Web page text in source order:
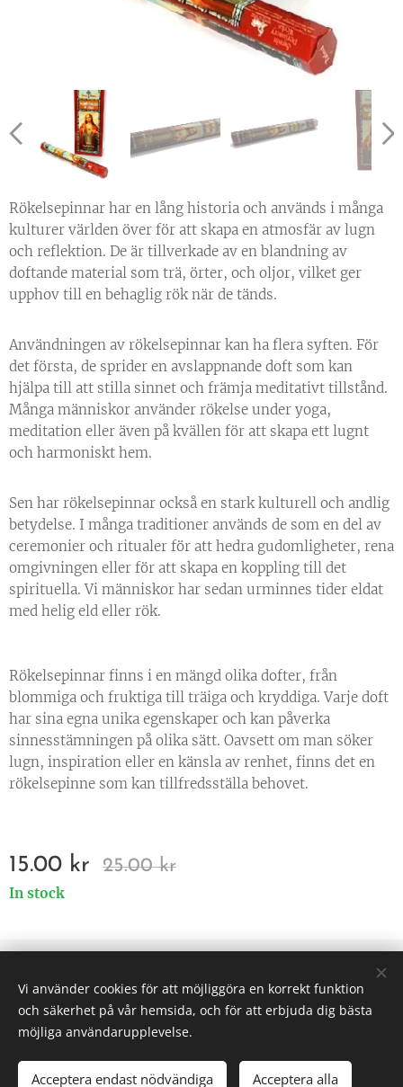
Rökelsepinnar har en lång historia och används i många
kulturer världen över för att skapa en atmosfär av lugn
och reflektion. De är tillverkade av en blandning av
doftande material som trä, örter, och oljor, vilket ger
upphov till en behaglig rök när de tänds.
Användningen av rökelsepinnar kan ha flera syften. För
det första, de sprider en avslappnande doft som kan
hjälpa till att stilla sinnet och främja meditativt tillstånd.
Många människor använder rökelse under yoga,
meditation eller även på kvällen för att skapa ett lugnt
och harmoniskt hem.
Sen har rökelsepinnar också en stark kulturell och andlig
betydelse. I många traditioner används de som en del av
ceremonier och ritualer för att hedra gudomligheter, rena
omgivningen eller för att skapa en koppling till det
spirituella. Vi människor har sedan urminnes tider eldat
med helig eld eller rök.
Rökelsepinnar finns i en mängd olika dofter, från
blommiga och fruktiga till träiga och kryddiga. Varje doft
har sina egna unika egenskaper och kan påverka
sinnesstämningen på olika sätt. Oavsett om man söker
lugn, inspiration eller en känsla av renhet, finns det en
rökelsepinne som kan tillfredsställa behovet.
15.00 kr 25.00kr
In stock
ADD TO CART
Väsen af Sverige Cookies
Vi använder cookies för att möjliggöra en korrekt funktion
och säkerhet på vår hemsida, och för att erbjuda dig bästa
möjliga användarupplevelse.
Acceptera endast nödvändiga Acceptera alla